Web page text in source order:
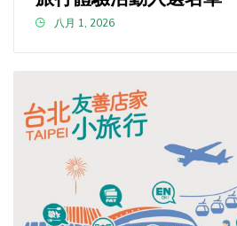
八月 1, 2026